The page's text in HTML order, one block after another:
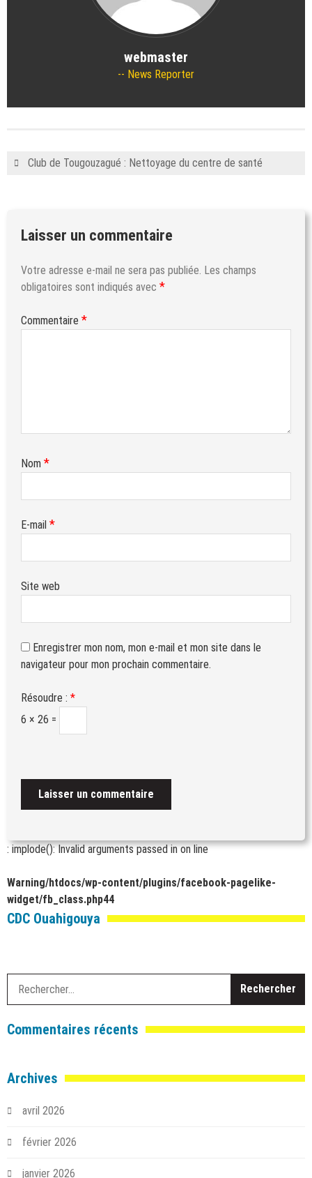
webmaster
News Reporter
Club de Tougouzagué : Nettoyage du centre de santé
Laisser un commentaire
Votre adresse e-mail ne sera pas publiée. Les champs
obligatoires sont indiqués avec *
Commentaire *
Nom *
E-mail *
Site web
Enregistrer mon nom, mon e-mail et mon site dans le
navigateur pour mon prochain commentaire.
Résoudre : *
6 × 26 =
: implode(): Invalid arguments passed inon line
Warning/htdocs/wp-content/plugins/facebook-pagelike-
widget/fb_class.php44
CDC Ouahigouya
Commentaires récents
Archives
avril 2026
février 2026
janvier 2026